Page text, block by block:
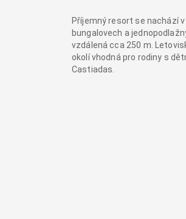
Příjemný resort se nachází
bungalovech a
vzdálená cca 250 m.
okolí vhodná pro rodiny s
Castiadas.